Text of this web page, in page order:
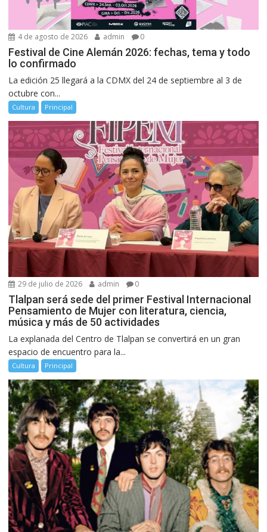
4 de agosto de 2026 admin 0
Festival de Cine Alemán 2026: fechas, tema y todo
lo confirmado
La edición 25 llegará a la CDMX del 24 de septiembre al 3 de
octubre con...
Cultura Principal
29 de julio de 2026 admin 0
Tlalpan será sede del primer Festival Internacional
Pensamiento de Mujer con literatura, ciencia,
música y más de 50 actividades
La explanada del Centro de Tlalpan se convertirá en un gran
espacio de encuentro para la...
Cultura Principal